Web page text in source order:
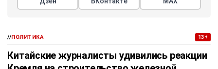
//ПОЛИТИКА 13+
Китайские журналисты удивились реакции